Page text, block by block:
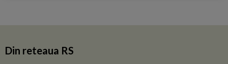
Din reteaua RS